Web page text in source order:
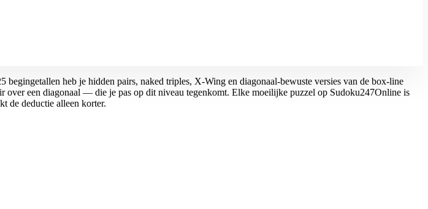
heb je hidden pairs, naked triples, X-Wing en diagonaal-bewuste versies van de box-line
een diagonaal — die je pas op dit niveau tegenkomt. Elke moeilijke puzzel op Sudoku247Online is
de deductie alleen korter.